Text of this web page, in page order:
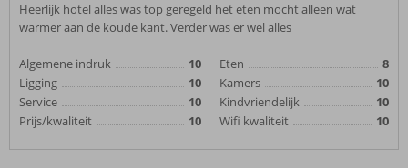
Heerlijk hotel alles was top geregeld het eten mocht alleen wat
warmer aan de koude kant. Verder was er wel alles
Algemene indruk
10
Ligging
10
Service
10
Prijs/kwaliteit
10
Eten
8
Kamers
10
Kindvriendelijk
10
Wifi kwaliteit
10